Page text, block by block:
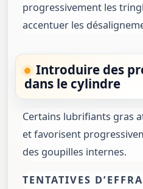
progressivement les
accentuer les
Introduire des
dans le cylindre
Certains lubrifiants gras
et favorisent
des goupilles internes.
TENTATIVES